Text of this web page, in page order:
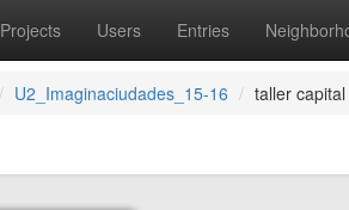
Projects Users Entries
U2_Imaginaciudades_15-16 taller